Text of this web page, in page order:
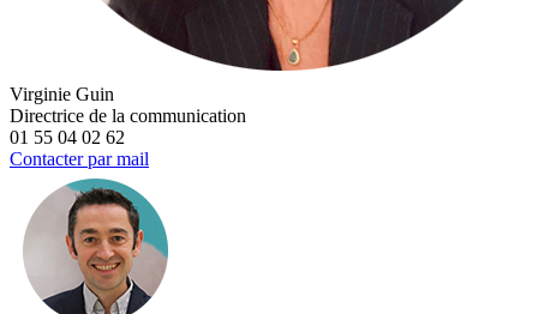
Virginie Guin
Directrice de la communication
01 55 04 02 62
Contacter par mail